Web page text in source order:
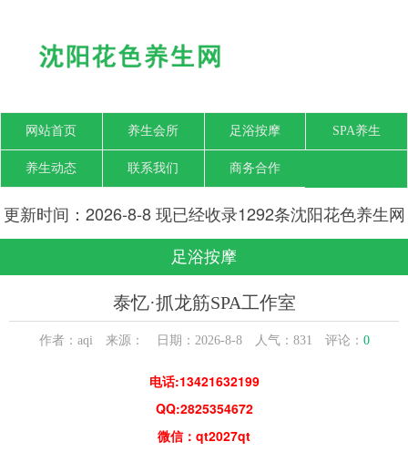
网站首页 养生会所 足浴按摩 SPA养生
养生动态 联系我们 商务合作
更新时间：2026-8-8 现已经收录1292条沈阳花色养生网
信息
足浴按摩
泰忆·抓龙筋SPA工作室
作者：aqi 来源： 日期：2026-8-8 人气： 831 评论： 0
电话:13421632199
QQ:2825354672
微信：qt2027qt